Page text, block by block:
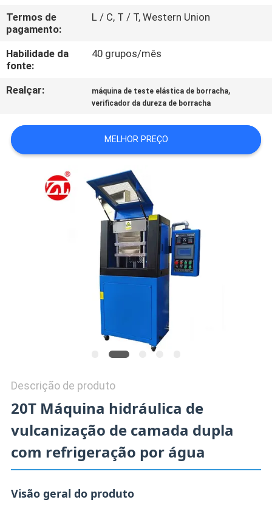
NOTÍCIA
PEÇA
UMAS
CITAÇÕES
VR
SHOW
SITEMAP
Termos de
pagamento:
L / C, T / T, Western Union
Habilidade da
fonte:
40 grupos/mês
Realçar: máquina de teste elástica de borracha,
verificador da dureza de borracha
MELHOR PREÇO
Descrição de produto
20T Máquina hidráulica de
vulcanização de camada dupla
com refrigeração por água
Visão geral do produto